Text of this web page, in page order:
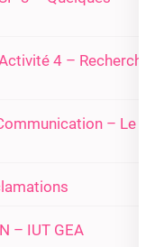
4 – Recherche
– Le
– IUT GEA